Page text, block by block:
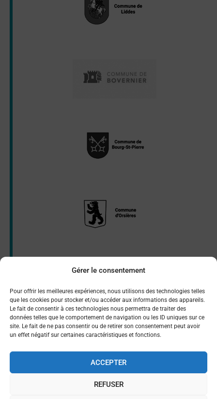
Gérer le consentement
Pour offrir les meilleures expériences, nous utilisons des technologies telles
que les cookies pour stocker et/ou accéder aux informations des appareils.
Le fait de consentir à ces technologies nous permettra de traiter des
données telles que le comportement de navigation ou les ID uniques sur ce
site. Le fait de ne pas consentir ou de retirer son consentement peut avoir
un effet négatif sur certaines caractéristiques et fonctions.
ACCEPTER
REFUSER